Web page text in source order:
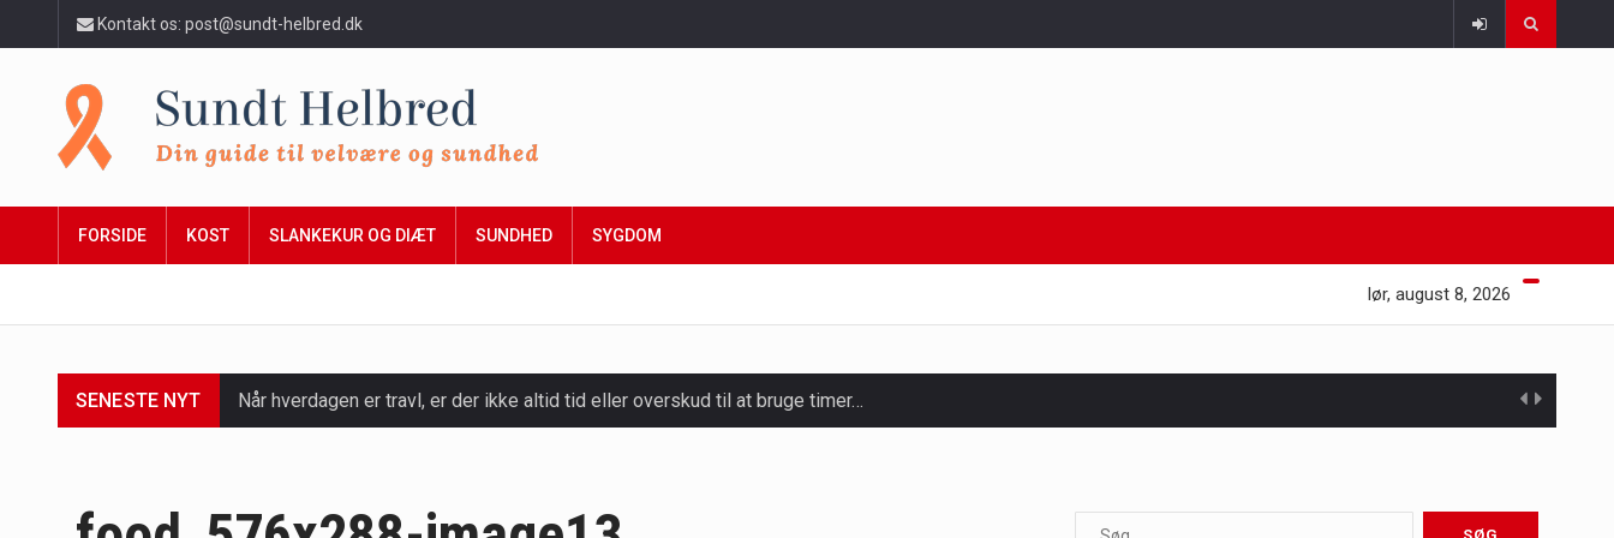
Kontakt os: post@sundt-helbred.dk
FORSIDE KOST SLANKEKUR OG DIÆT SUNDHED SYGDOM
lør, august 8, 2026
SENESTE NYT Når hverdagen er travl, er der ikke altid tid eller overskud til at bruge timer…
Mælkesyrebakterier er små, men utroligt kraftfulde mikroorganismer, der spiller en afgørende rolle i at opretholde…